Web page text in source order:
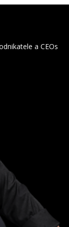
a CEOs